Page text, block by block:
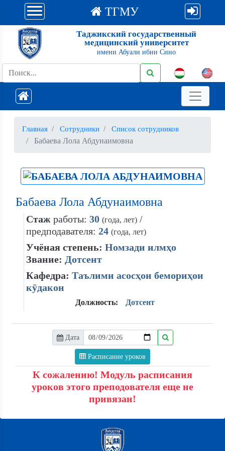
ТГМУ
Таджикский государственный
медицинский университет
имени Абуали ибни Сино
Главная Сотрудники Список сотрудников
Бабаева Лола Абдунаимовна
Бабаева Лола Абдунаимовна
Стаж работы: 30 (года, лет) /
предподавателя: 24 (года, лет)
Учёная степень: Номзади илмҳо
Звание: Дотсент
Кафедра: Таълими асосҳои бемориҳои
кӯдакон
Должность: Дотсент
Дата
Расписание уроков
К сожалению! Модуль расписания
уроков этого преподователя еще не
привязан!